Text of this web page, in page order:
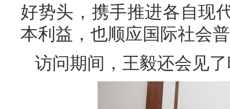
好势头，携手推进各自现
本利益，也顺应国际社会
访问期间，王毅还会见